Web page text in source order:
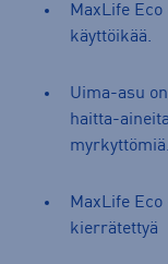
MaxLife
käyttöikää.
Uima-asu
haitta-
myrkyttömiä.
MaxLife
kierrätettyä